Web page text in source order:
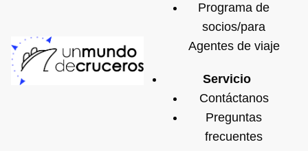
Programa de
socios/para
Agentes de viaje
Servicio
Contáctanos
Preguntas
frecuentes